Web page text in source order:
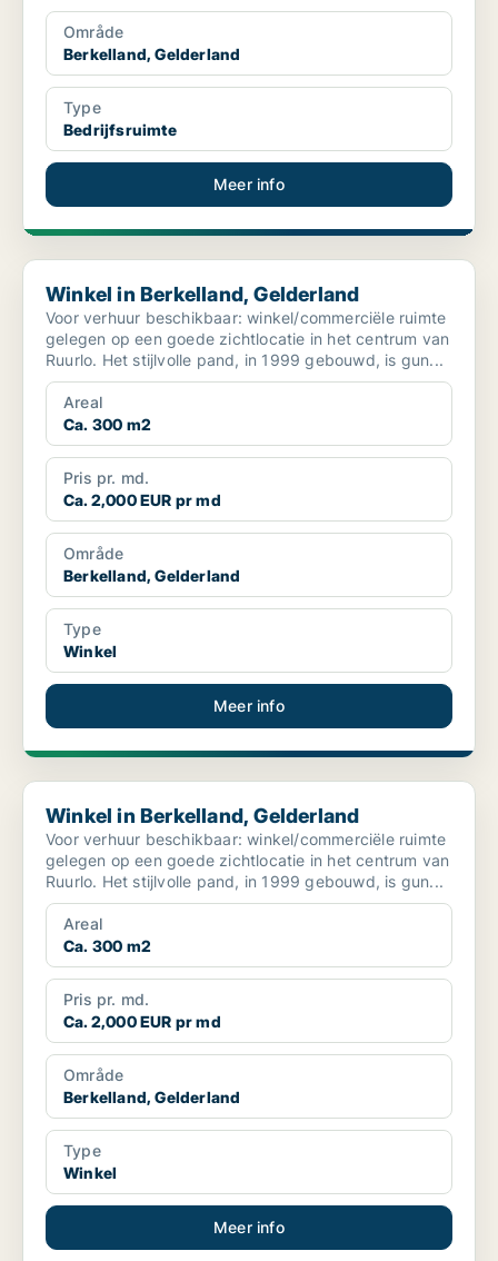
Område
Berkelland, Gelderland
Type
Bedrijfsruimte
Meer info
Winkel in Berkelland, Gelderland
Winkel in Berkelland, Gelderland
Voor verhuur beschikbaar: winkel/commerciële ruimte
gelegen op een goede zichtlocatie in het centrum van
Ruurlo. Het stijlvolle pand, in 1999 gebouwd, is gun...
Areal
Ca. 300 m2
Pris pr. md.
Ca. 2,000 EUR pr md
Område
Berkelland, Gelderland
Type
Winkel
Meer info
Winkel in Berkelland, Gelderland
Winkel in Berkelland, Gelderland
Voor verhuur beschikbaar: winkel/commerciële ruimte
gelegen op een goede zichtlocatie in het centrum van
Ruurlo. Het stijlvolle pand, in 1999 gebouwd, is gun...
Areal
Ca. 300 m2
Pris pr. md.
Ca. 2,000 EUR pr md
Område
Berkelland, Gelderland
Type
Winkel
Meer info